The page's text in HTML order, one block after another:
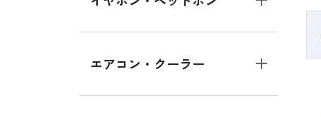
エアコン・クーラー